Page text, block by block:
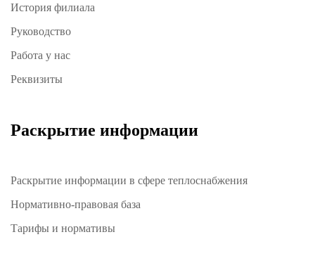
История филиала
Руководство
Работа у нас
Реквизиты
Раскрытие информации
Раскрытие информации в сфере теплоснабжения
Нормативно-правовая база
Тарифы и нормативы